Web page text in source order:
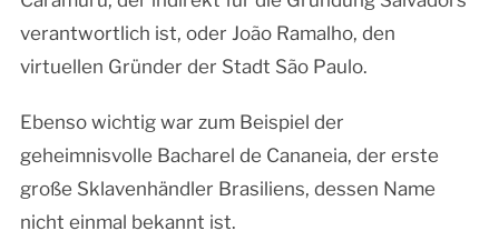
verantwortlich ist, oder João Ramalho, den
virtuellen Gründer der Stadt São Paulo.
Ebenso wichtig war zum Beispiel der
geheimnisvolle Bacharel de Cananeia, der erste
große Sklavenhändler Brasiliens, dessen Name
nicht einmal bekannt ist.